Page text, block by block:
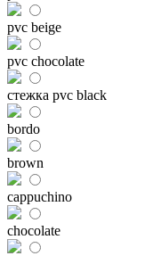
pvc beige
pvc chocolate
стежка pvc black
bordo
brown
cappuchino
chocolate